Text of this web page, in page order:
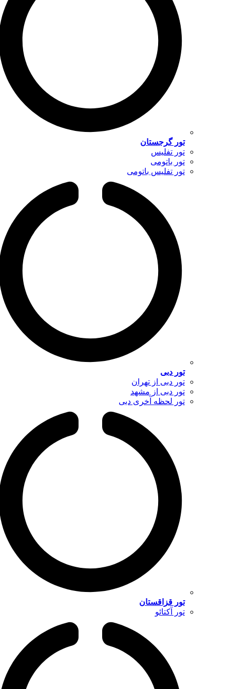
تور گرجستان
تور تفلیس
تور باتومی
تور تفلیس باتومی
تور دبی
تور دبی از تهران
تور دبی از مشهد
تور لحظه آخری دبی
تور قزاقستان
تور آکتائو